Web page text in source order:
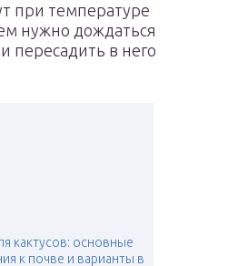
при температуре
нужно дождаться
пересадить в него
кактусов: основные
к почве и варианты в